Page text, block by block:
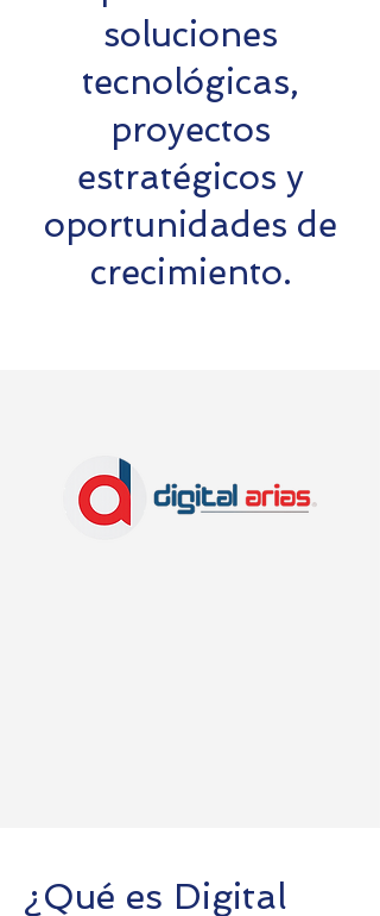
soluciones
tecnológicas,
proyectos
estratégicos y
oportunidades de
crecimiento.
¿Qué es Digital